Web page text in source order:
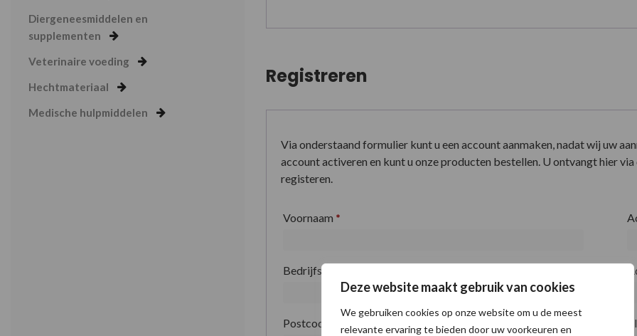
Deze website maakt gebruik van cookies
We gebruiken cookies op onze website om u de meest
relevante ervaring te bieden door uw voorkeuren en
Diergeneesmiddelen en
supplementen
Veterinaire voeding
Hechtmateriaal
Medische hulpmiddelen
Registreren
Via onderstaand formulier kunt u een account aanmaken, nadat wij uw
account activeren en kunt u onze producten bestellen. U ontvangt hier
registeren.
Voornaam *
Bedrijfsnaam
Postcode